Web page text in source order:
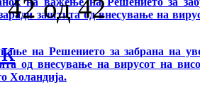
заштита од внесување на
на Решението за забрана на
од внесување на вирусот на
Холандија.
од 42